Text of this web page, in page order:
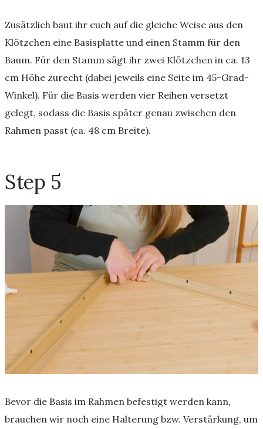
Zusätzlich baut ihr euch auf die gleiche Weise aus den
Klötzchen eine Basisplatte und einen Stamm für den
Baum. Für den Stamm sägt ihr zwei Klötzchen in ca. 13
cm Höhe zurecht (dabei jeweils eine Seite im 45-Grad-
Winkel). Für die Basis werden vier Reihen versetzt
gelegt, sodass die Basis später genau zwischen den
Rahmen passt (ca. 48 cm Breite).
Step 5
Bevor die Basis im Rahmen befestigt werden kann,
brauchen wir noch eine Halterung bzw. Verstärkung, um